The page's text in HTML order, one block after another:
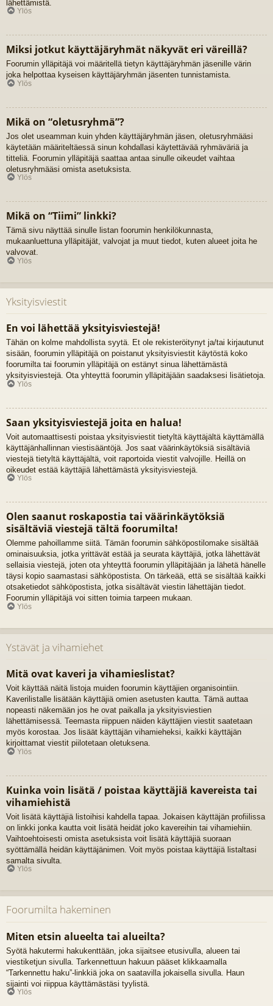
lähettämistä.
Ylös
Miksi jotkut käyttäjäryhmät näkyvät eri väreillä?
Foorumin ylläpitäjä voi määritellä tietyn käyttäjäryhmän jäsenille värin
joka helpottaa kyseisen käyttäjäryhmän jäsenten tunnistamista.
Ylös
Mikä on “oletusryhmä”?
Jos olet useamman kuin yhden käyttäjäryhmän jäsen, oletusryhmääsi
käytetään määriteltäessä sinun kohdallasi käytettävää ryhmäväriä ja
titteliä. Foorumin ylläpitäjä saattaa antaa sinulle oikeudet vaihtaa
oletusryhmääsi omista asetuksista.
Ylös
Mikä on “Tiimi” linkki?
Tämä sivu näyttää sinulle listan foorumin henkilökunnasta,
mukaanluettuna ylläpitäjät, valvojat ja muut tiedot, kuten alueet joita he
valvovat.
Ylös
Yksityisviestit
En voi lähettää yksityisviestejä!
Tähän on kolme mahdollista syytä. Et ole rekisteröitynyt ja/tai kirjautunut
sisään, foorumin ylläpitäjä on poistanut yksityisviestit käytöstä koko
foorumilta tai foorumin ylläpitäjä on estänyt sinua lähettämästä
yksityisviestejä. Ota yhteyttä foorumin ylläpitäjään saadaksesi lisätietoja.
Ylös
Saan yksityisviestejä joita en halua!
Voit automaattisesti poistaa yksityisviestit tietyltä käyttäjältä käyttämällä
käyttäjänhallinnan viestisääntöjä. Jos saat väärinkäytöksiä sisältäviä
viestejä tietyltä käyttäjältä, voit raportoida viestit valvojille. Heillä on
oikeudet estää käyttäjiä lähettämästä yksityisviestejä.
Ylös
Olen saanut roskapostia tai väärinkäytöksiä
sisältäviä viestejä tältä foorumilta!
Olemme pahoillamme siitä. Tämän foorumin sähköpostilomake sisältää
ominaisuuksia, jotka yrittävät estää ja seurata käyttäjiä, jotka lähettävät
sellaisia viestejä, joten ota yhteyttä foorumin ylläpitäjään ja lähetä hänelle
täysi kopio saamastasi sähköpostista. On tärkeää, että se sisältää kaikki
otsaketiedot sähköpostista, jotka sisältävät viestin lähettäjän tiedot.
Foorumin ylläpitäjä voi sitten toimia tarpeen mukaan.
Ylös
Ystävät ja vihamiehet
Mitä ovat kaveri ja vihamieslistat?
Voit käyttää näitä listoja muiden foorumin käyttäjien organisointiin.
Kaverilistalle lisätään käyttäjiä omien asetusten kautta. Tämä auttaa
nopeasti näkemään jos he ovat paikalla ja yksityisviestien
lähettämisessä. Teemasta riippuen näiden käyttäjien viestit saatetaan
myös korostaa. Jos lisäät käyttäjän vihamieheksi, kaikki käyttäjän
kirjoittamat viestit piilotetaan oletuksena.
Ylös
Kuinka voin lisätä / poistaa käyttäjiä kavereista tai
vihamiehistä
Voit lisätä käyttäjiä listoihisi kahdella tapaa. Jokaisen käyttäjän profiilissa
on linkki jonka kautta voit lisätä heidät joko kavereihin tai vihamiehiin.
Vaihtoehtoisesti omista asetuksista voit lisätä käyttäjiä suoraan
syöttämällä heidän käyttäjänimen. Voit myös poistaa käyttäjiä listaltasi
samalta sivulta.
Ylös
Foorumilta hakeminen
Miten etsin alueelta tai alueilta?
Syötä hakutermi hakukenttään, joka sijaitsee etusivulla, alueen tai
viestiketjun sivulla. Tarkennettuun hakuun pääset klikkaamalla
“Tarkennettu haku”-linkkiä joka on saatavilla jokaisella sivulla. Haun
sijainti voi riippua käyttämästäsi tyylistä.
Ylös